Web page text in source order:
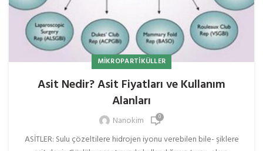
MIKROPARTIKÜLLER
Asit Nedir? Asit Fiyatları ve Kullanım
Alanları
Nanokim 0
ASİTLER: Sulu çözeltilere hidrojen iyonu verebilen bile- şiklere